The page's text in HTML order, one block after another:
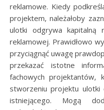
reklamowe. Kiedy
projektem, należałoby
ulotki odgrywa kapitalną
reklamowej. Prawidłowo
przyciągnąć uwagę
przekazać istotne
fachowych
stworzeniu projektu
istniejącego. Mogą